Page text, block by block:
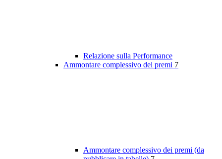
Relazione sulla Performance
Ammontare complessivo dei premi 7
Ammontare complessivo dei premi (da